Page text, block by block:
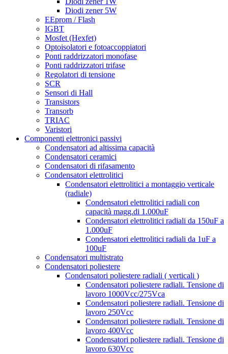
Diodi zener 5W
EEprom / Flash
IGBT
Mosfet (Hexfet)
Optoisolatori e fotoaccoppiatori
Ponti raddrizzatori monofase
Ponti raddrizzatori trifase
Regolatori di tensione
SCR
Sensori di Hall
Transistors
Transorb
TRIAC
Varistori
Componenti elettronici passivi
Condensatori ad altissima capacità
Condensatori ceramici
Condensatori di rifasamento
Condensatori elettrolitici
Condensatori elettrolitici a montaggio verticale
(radiale)
Condensatori elettrolitici radiali con
capacità magg.di 1.000uF
Condensatori elettrolitici radiali da 150uF a
1.000uF
Condensatori elettrolitici radiali da 1uF a
100uF
Condensatori multistrato
Condensatori poliestere
Condensatori poliestere radiali ( verticali )
Condensatori poliestere radiali. Tensione di
lavoro 1000Vcc/275Vca
Condensatori poliestere radiali. Tensione di
lavoro 250Vcc
Condensatori poliestere radiali. Tensione di
lavoro 400Vcc
Condensatori poliestere radiali. Tensione di
lavoro 630Vcc